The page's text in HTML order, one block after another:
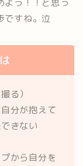
よう！！と思っ
ですね。泣
る）
分が抱えて
きない
から自分を